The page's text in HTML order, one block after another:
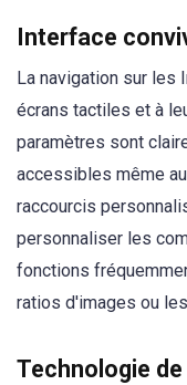
Interface
La navigation sur les
écrans tactiles et à
paramètres sont
accessibles même
raccourcis
personnaliser les
fonctions
ratios d'images ou
Technologie